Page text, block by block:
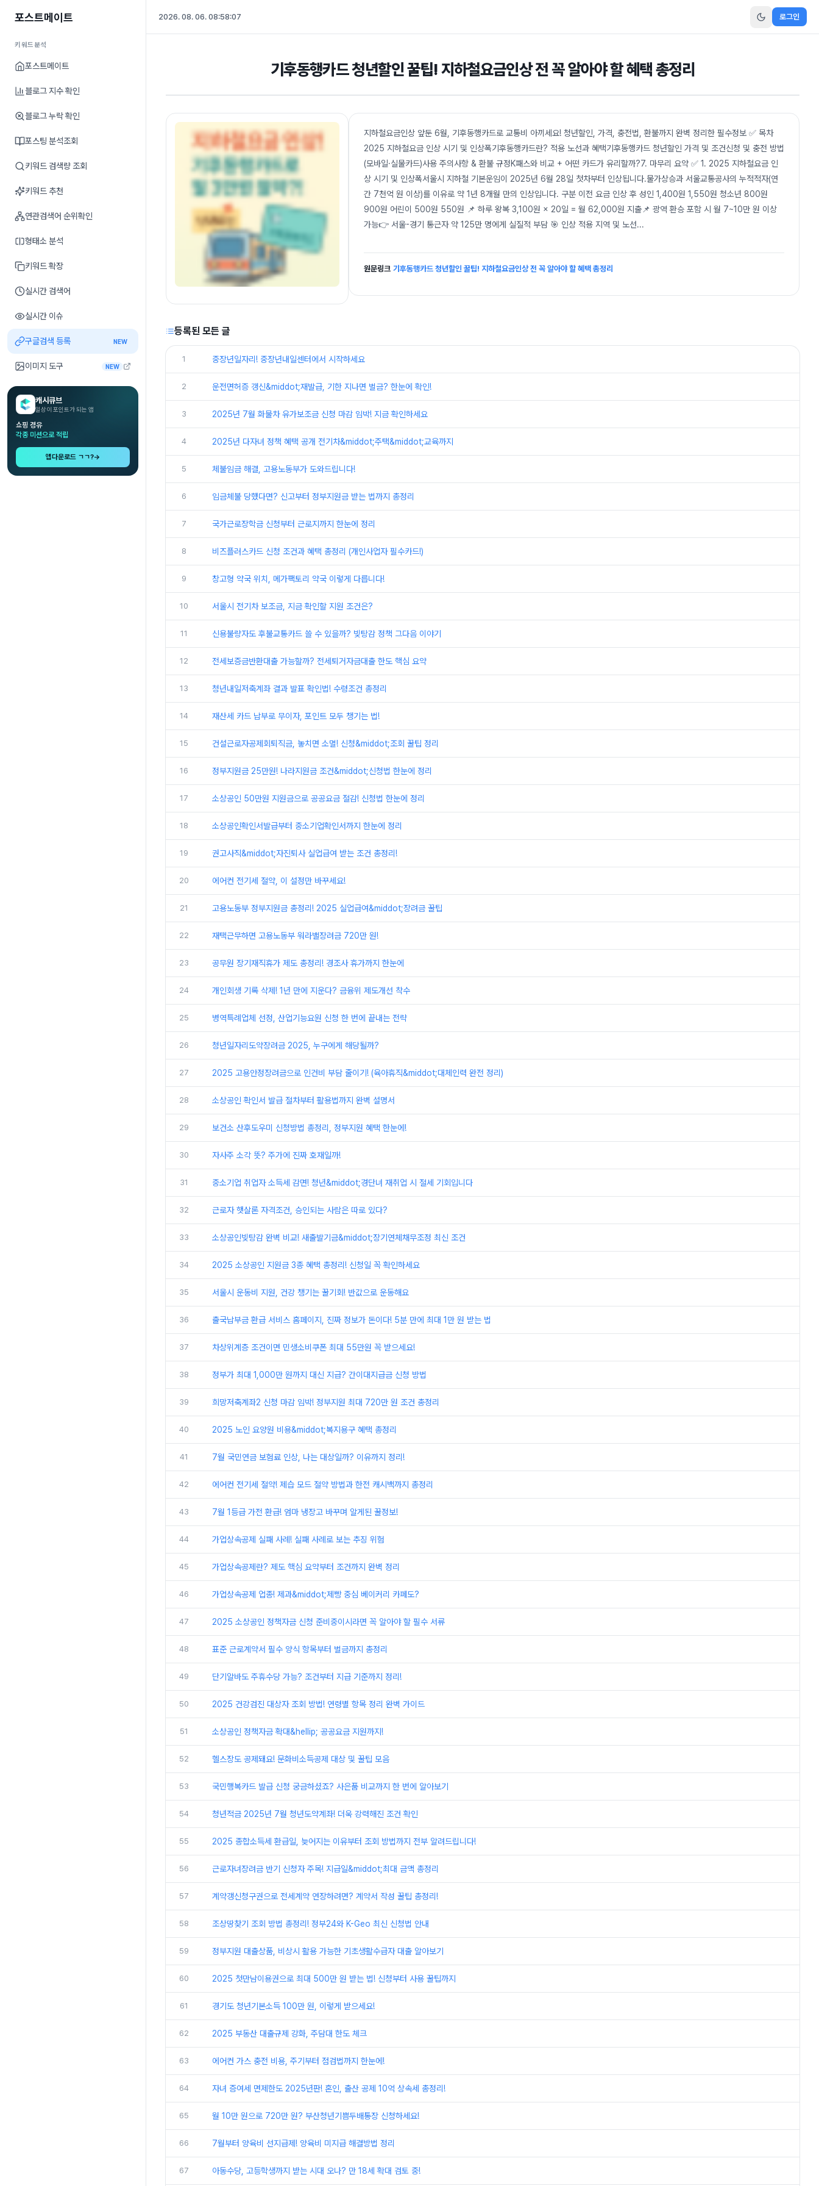
포스트메이트
키워드분석
포스트메이트
블로그 지수 확인
블로그 누락 확인
포스팅 분석조회
키워드 검색량 조회
키워드 추천
연관검색어 순위확인
형태소 분석
키워드 확장
실시간 검색어
실시간 이슈
구글검색 등록 NEW
이미지 도구 NEW
캐시큐브
일상이 포인트가 되는 앱
쇼핑 경유
각종 미션으로 적립
앱다운로드 ㄱㄱ?→
2026. 08. 06. 08:58:07 로그인
기후동행카드 청년할인 꿀팁! 지하철요금인상 전 꼭 알아야 할 혜택 총정리
지하철요금인상 앞둔 6월, 기후동행카드로 교통비 아끼세요! 청년할인, 가격, 충전법, 환불까지 완벽 정리한 필수정보 ✅ 목차
2025 지하철요금 인상 시기 및 인상폭기후동행카드란? 적용 노선과 혜택기후동행카드 청년할인 가격 및 조건신청 및 충전 방법
(모바일·실물카드)사용 주의사항 & 환불 규정K패스와 비교 + 어떤 카드가 유리할까?7. 마무리 요약 ✅ 1. 2025 지하철요금 인
상 시기 및 인상폭서울시 지하철 기본운임이 2025년 6월 28일 첫차부터 인상됩니다.물가상승과 서울교통공사의 누적적자(연
간 7천억 원 이상)를 이유로 약 1년 8개월 만의 인상입니다. 구분 이전 요금 인상 후 성인 1,400원 1,550원 청소년 800원
900원 어린이 500원 550원 📌 하루 왕복 3,100원 × 20일 = 월 62,000원 지출📌 광역 환승 포함 시 월 7~10만 원 이상
가능👉 서울-경기 통근자 약 125만 명에게 실질적 부담 🎯 인상 적용 지역 및 노선...
원문링크 기후동행카드 청년할인 꿀팁! 지하철요금인상 전 꼭 알아야 할 혜택 총정리
등록된 모든 글
1 중장년일자리! 중장년내일센터에서 시작하세요
2 운전면허증 갱신&middot;재발급, 기한 지나면 벌금? 한눈에 확인!
3 2025년 7월 화물차 유가보조금 신청 마감 임박! 지금 확인하세요
4 2025년 다자녀 정책 혜택 공개 전기차&middot;주택&middot;교육까지
5 체불임금 해결, 고용노동부가 도와드립니다!
6 임금체불 당했다면? 신고부터 정부지원금 받는 법까지 총정리
7 국가근로장학금 신청부터 근로지까지 한눈에 정리
8 비즈플러스카드 신청 조건과 혜택 총정리 (개인사업자 필수카드!)
9 창고형 약국 위치, 메가팩토리 약국 이렇게 다릅니다!
10 서울시 전기차 보조금, 지금 확인할 지원 조건은?
11 신용불량자도 후불교통카드 쓸 수 있을까? 빚탕감 정책 그다음 이야기
12 전세보증금반환대출 가능할까? 전세퇴거자금대출 한도 핵심 요약
13 청년내일저축계좌 결과 발표 확인법! 수령조건 총정리
14 재산세 카드 납부로 무이자, 포인트 모두 챙기는 법!
15 건설근로자공제회퇴직금, 놓치면 소멸! 신청&middot;조회 꿀팁 정리
16 정부지원금 25만원! 나라지원금 조건&middot;신청법 한눈에 정리
17 소상공인 50만원 지원금으로 공공요금 절감! 신청법 한눈에 정리
18 소상공인확인서발급부터 중소기업확인서까지 한눈에 정리
19 권고사직&middot;자진퇴사 실업급여 받는 조건 총정리!
20 에어컨 전기세 절약, 이 설정만 바꾸세요!
21 고용노동부 정부지원금 총정리! 2025 실업급여&middot;장려금 꿀팁
22 재택근무하면 고용노동부 워라밸장려금 720만 원!
23 공무원 장기재직휴가 제도 총정리! 경조사 휴가까지 한눈에
24 개인회생 기록 삭제! 1년 만에 지운다? 금융위 제도개선 착수
25 병역특례업체 선정, 산업기능요원 신청 한 번에 끝내는 전략
26 청년일자리도약장려금 2025, 누구에게 해당될까?
27 2025 고용안정장려금으로 인건비 부담 줄이기! (육아휴직&middot;대체인력 완전 정리)
28 소상공인 확인서 발급 절차부터 활용법까지 완벽 설명서
29 보건소 산후도우미 신청방법 총정리, 정부지원 혜택 한눈에!
30 자사주 소각 뜻? 주가에 진짜 호재일까!
31 중소기업 취업자 소득세 감면! 청년&middot;경단녀 재취업 시 절세 기회입니다
32 근로자 햇살론 자격조건, 승인되는 사람은 따로 있다?
33 소상공인빚탕감 완벽 비교! 새출발기금&middot;장기연체채무조정 최신 조건
34 2025 소상공인 지원금 3종 혜택 총정리! 신청일 꼭 확인하세요
35 서울시 운동비 지원, 건강 챙기는 꿀기회! 반값으로 운동해요
36 출국납부금 환급 서비스 홈페이지, 진짜 정보가 돈이다! 5분 만에 최대 1만 원 받는 법
37 차상위계층 조건이면 민생소비쿠폰 최대 55만원 꼭 받으세요!
38 정부가 최대 1,000만 원까지 대신 지급? 간이대지급금 신청 방법
39 희망저축계좌2 신청 마감 임박! 정부지원 최대 720만 원 조건 총정리
40 2025 노인 요양원 비용&middot;복지용구 혜택 총정리
41 7월 국민연금 보험료 인상, 나는 대상일까? 이유까지 정리!
42 에어컨 전기세 절약! 제습 모드 절약 방법과 한전 캐시백까지 총정리
43 7월 1등급 가전 환급! 엄마 냉장고 바꾸며 알게된 꿀정보!
44 가업상속공제 실패 사례! 실패 사례로 보는 추징 위험
45 가업상속공제란? 제도 핵심 요약부터 조건까지 완벽 정리
46 가업상속공제 업종! 제과&middot;제빵 중심 베이커리 카페도?
47 2025 소상공인 정책자금 신청 준비중이시라면 꼭 알아야 할 필수 서류
48 표준 근로계약서 필수 양식 항목부터 벌금까지 총정리
49 단기알바도 주휴수당 가능? 조건부터 지급 기준까지 정리!
50 2025 건강검진 대상자 조회 방법! 연령별 항목 정리 완벽 가이드
51 소상공인 정책자금 확대&hellip; 공공요금 지원까지!
52 헬스장도 공제돼요! 문화비소득공제 대상 및 꿀팁 모음
53 국민행복카드 발급 신청 궁금하셨죠? 사은품 비교까지 한 번에 알아보기
54 청년적금 2025년 7월 청년도약계좌! 더욱 강력해진 조건 확인
55 2025 종합소득세 환급일, 늦어지는 이유부터 조회 방법까지 전부 알려드립니다!
56 근로자녀장려금 반기 신청자 주목! 지급일&middot;최대 금액 총정리
57 계약갱신청구권으로 전세계약 연장하려면? 계약서 작성 꿀팁 총정리!
58 조상땅찾기 조회 방법 총정리! 정부24와 K-Geo 최신 신청법 안내
59 정부지원 대출상품, 비상시 활용 가능한 기초생활수급자 대출 알아보기
60 2025 첫만남이용권으로 최대 500만 원 받는 법! 신청부터 사용 꿀팁까지
61 경기도 청년기본소득 100만 원, 이렇게 받으세요!
62 2025 부동산 대출규제 강화, 주담대 한도 체크
63 에어컨 가스 충전 비용, 주기부터 점검법까지 한눈에!
64 자녀 증여세 면제한도 2025년판! 혼인, 출산 공제 10억 상속세 총정리!
65 월 10만 원으로 720만 원? 부산청년기쁨두배통장 신청하세요!
66 7월부터 양육비 선지급제! 양육비 미지급 해결방법 정리
67 아동수당, 고등학생까지 받는 시대 오나? 만 18세 확대 검토 중!